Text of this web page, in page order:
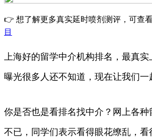
👉 想了解更多真实延时喷剂测评，可查
目
上海好的留学中介机构排名，最真
曝光很多人还不知道，现在让我们一
你是否也是看排名找中介？网上各
不已，同学们表示看得眼花缭乱，看